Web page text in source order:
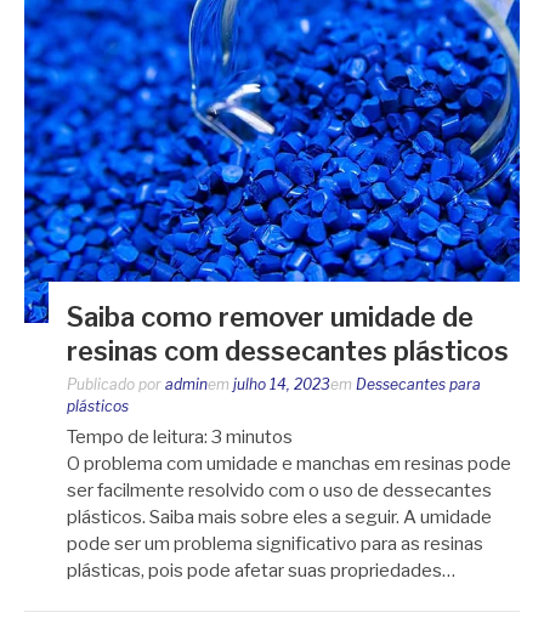
Saiba como remover umidade de
resinas com dessecantes plásticos
Publicado por adminem julho 14, 2023em Dessecantes para
plásticos
Tempo de leitura: 3 minutos
O problema com umidade e manchas em resinas pode
ser facilmente resolvido com o uso de dessecantes
plásticos. Saiba mais sobre eles a seguir. A umidade
pode ser um problema significativo para as resinas
plásticas, pois pode afetar suas propriedades…